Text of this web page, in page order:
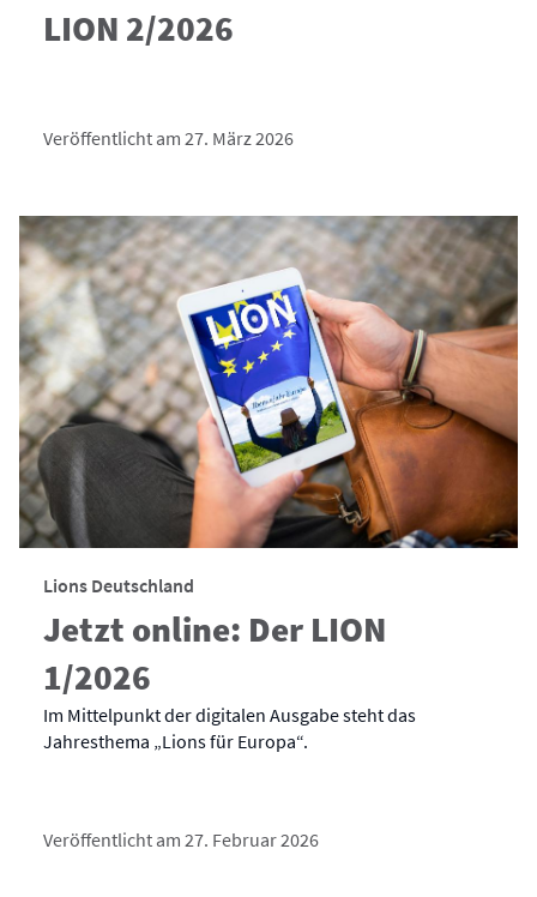
LION 2/2026
Veröffentlicht am 27. März 2026
Lions Deutschland
Jetzt online: Der LION
1/2026
Im Mittelpunkt der digitalen Ausgabe steht das
Jahresthema „Lions für Europa“.
Veröffentlicht am 27. Februar 2026